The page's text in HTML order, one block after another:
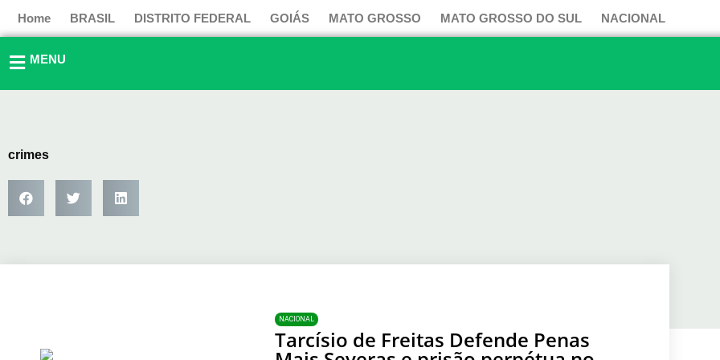
para
conteúdo
Home BRASIL DISTRITO FEDERAL GOIÁS MATO GROSSO MATO GROSSO DO SUL NACIONAL
MENU
crimes
NACIONAL
Tarcísio de Freitas Defende Penas